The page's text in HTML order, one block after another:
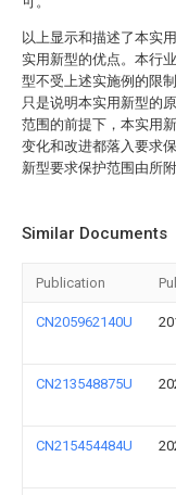
以上显示和描述了本实
实用新型的优点。本行
型不受上述实施例的限
只是说明本实用新型的
范围的前提下，本实用
变化和改进都落入要求
新型要求保护范围由所
Similar Documents
Publication
CN205962140U
CN213548875U
CN215454484U